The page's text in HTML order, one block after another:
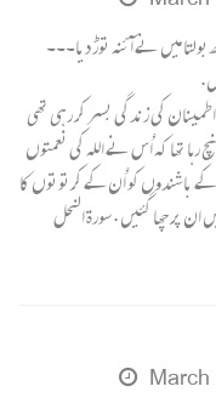
میں نے آئنہ توڑ دیا۔۔۔
کی زندگی بسر کر رہی تھی
تھا کہ اُس نے اللہ کی نعمتوں
باشندوں کو اُن کے کرتوتوں کا
ان پر چھا گئیں . سورة النحل